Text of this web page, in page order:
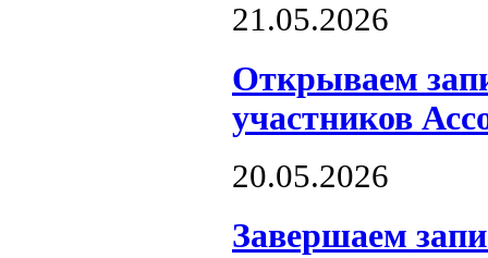
21.05.2026
Открываем
участников
20.05.2026
Завершаем